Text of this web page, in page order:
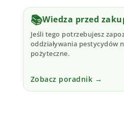
📚Wiedza przed
Jeśli tego potrzebujesz
oddziaływania pestycydów
pożyteczne.
Zobacz poradnik →